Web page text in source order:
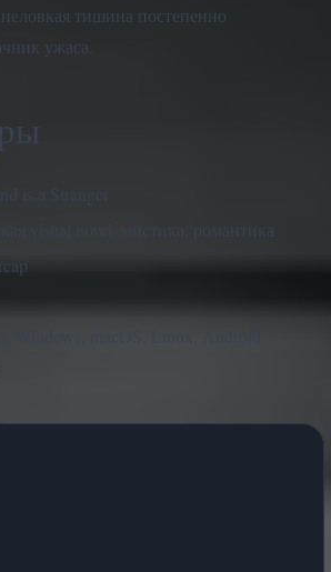
тишина постепенно
ужаса.
is a Stranger
visual novel, мистика, романтика